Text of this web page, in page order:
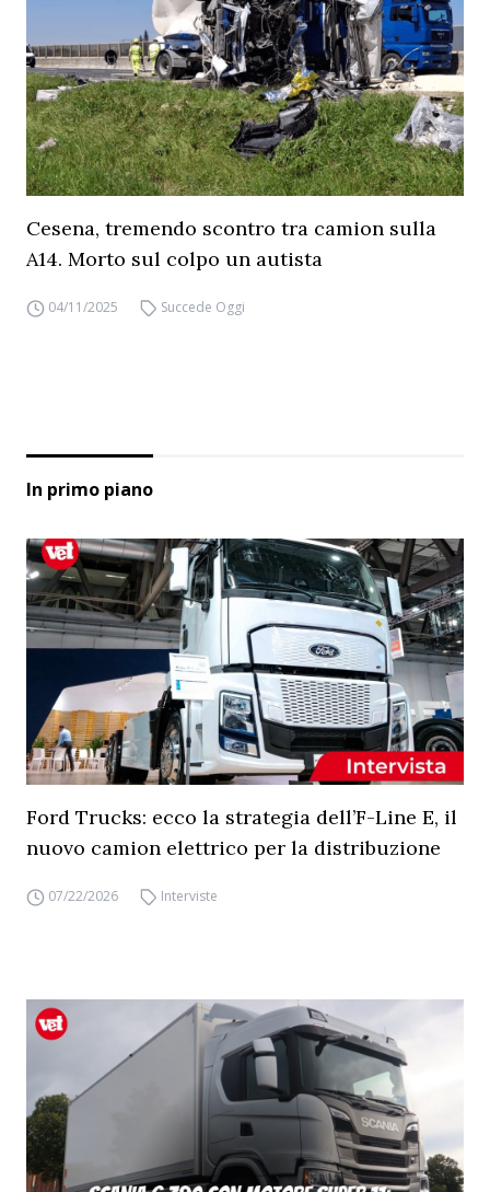
Cesena, tremendo scontro tra camion sulla
A14. Morto sul colpo un autista
04/11/2025 Succede Oggi
In primo piano
Ford Trucks: ecco la strategia dell’F-Line E, il
nuovo camion elettrico per la distribuzione
07/22/2026 Interviste